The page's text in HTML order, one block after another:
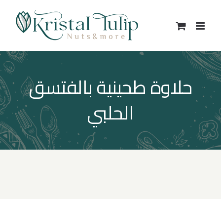
حلاوة طحينية بالفتسق
الحلبي